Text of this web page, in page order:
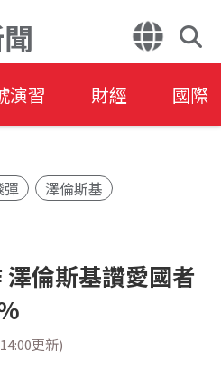
演習 財經 國際
彈
澤倫斯基
倫斯基讚愛國者
更新)